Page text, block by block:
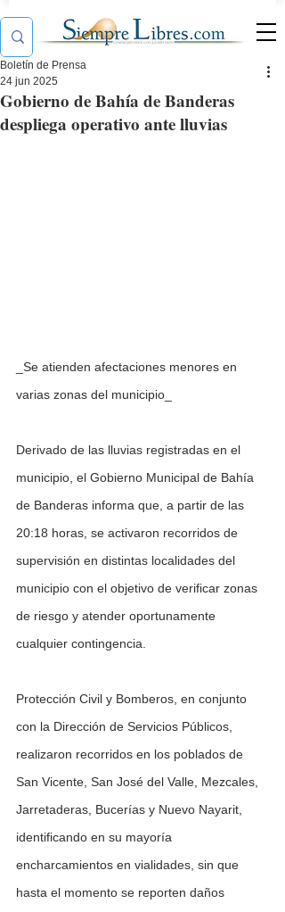
Gobierno de Bahía de Banderas
despliega operativo ante lluvias
Boletín de Prensa
24 jun 2025
_Se atienden afectaciones menores en
varias zonas del municipio_
Derivado de las lluvias registradas en el
municipio, el Gobierno Municipal de Bahía
de Banderas informa que, a partir de las
20:18 horas, se activaron recorridos de
supervisión en distintas localidades del
municipio con el objetivo de verificar zonas
de riesgo y atender oportunamente
cualquier contingencia.
Protección Civil y Bomberos, en conjunto
con la Dirección de Servicios Públicos,
realizaron recorridos en los poblados de
San Vicente, San José del Valle, Mezcales,
Jarretaderas, Bucerías y Nuevo Nayarit,
identificando en su mayoría
encharcamientos en vialidades, sin que
hasta el momento se reporten daños